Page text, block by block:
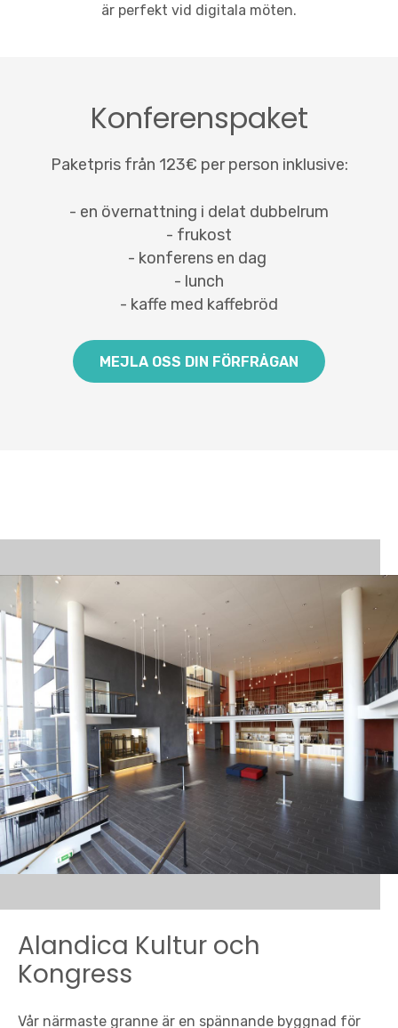
är perfekt vid digitala möten.
Konferenspaket
Paketpris från 123€ per person inklusive:
- en övernattning i delat dubbelrum
- frukost
- konferens en dag
- lunch
- kaffe med kaffebröd
MEJLA OSS DIN FÖRFRÅGAN
Alandica Kultur och
Kongress
Vår närmaste granne är en spännande byggnad för